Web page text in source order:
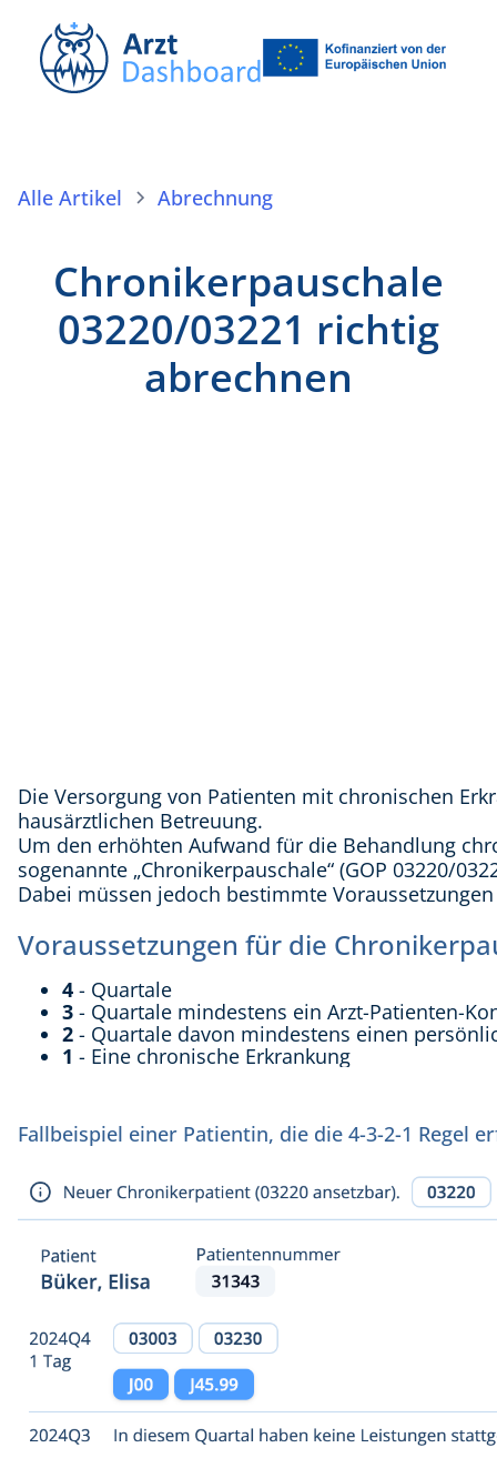
Alle Artikel Abrechnung
Chronikerpauschale
03220/03221 richtig
abrechnen
Die Versorgung von Patienten mit chronischen
hausärztlichen Betreuung.
Um den erhöhten Aufwand für die Behandlung
sogenannte „Chronikerpauschale“ (GOP 03220/
Dabei müssen jedoch bestimmte
Voraussetzungen für die
4 - Quartale
3 - Quartale mindestens ein Arzt-Patienten-
2 - Quartale davon mindestens einen
1 - Eine chronische Erkrankung
Fallbeispiel einer Patientin, die die 4-3-2-1 Regel